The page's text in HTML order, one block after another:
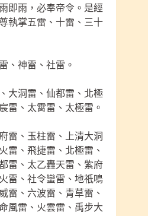
即雨，必奉帝令。是經
執掌五雷、十雷、三十
、神雷、社雷。
大洞雷、仙都雷、北極
雷、太霄雷、太極雷。
雷、玉柱雷、上清大洞
雷、飛捷雷、北極雷、
雷、太乙轟天雷、紫府
雷、社令蠻雷、地祇鳴
雷、六波雷、青草雷、
風雷、火雲雷、禹步大